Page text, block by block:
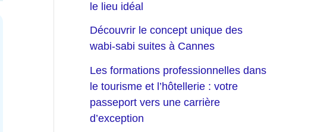
le lieu idéal
Découvrir le concept unique des
wabi-sabi suites à Cannes
Les formations professionnelles dans
le tourisme et l’hôtellerie : votre
passeport vers une carrière
d’exception